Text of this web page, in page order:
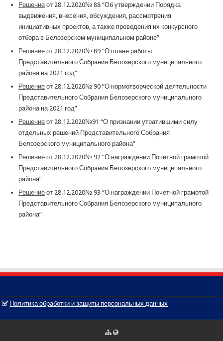
Решение от 28.12.2020№ 88 “Об утверждении Порядка
выдвижения, внесения, обсуждения, рассмотрения
инициативных проектов, а также проведения их конкурсного
отбора в Белозерском муниципальном районе”
Решение от 28.12.2020№ 89 “О плане работы
Представительного Собрания Белозерского муниципального
района на 2021 год”
Решение от 28.12.2020№ 90 “О нормотворческой деятельности
Представительного Собрания Белозерского муниципального
района на 2021 год”
Решение от 28.12.2020№91 “О признании утратившими силу
отдельных решений Представительного Собрания
Белозерского муниципального района”
Решение от 28.12.2020№ 92 “О награждении Почетной грамотой
Представительного Собрания Белозерского муниципального
района”
Решение от 28.12.2020№ 93 “О награждении Почетной грамотой
Представительного Собрания Белозерского муниципального
района”
Политика обработки и защиты персональных данных